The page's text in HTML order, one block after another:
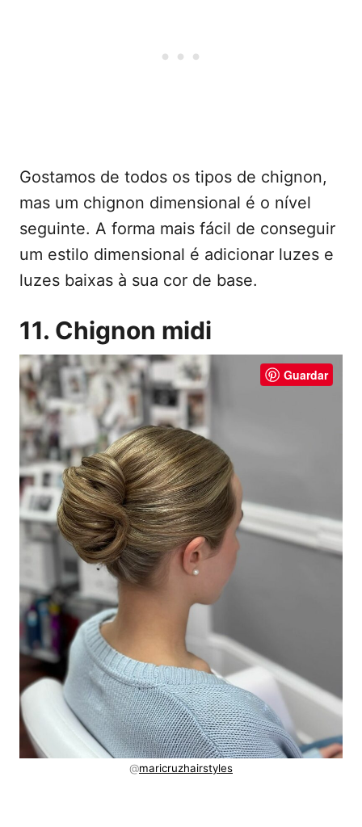
Gostamos de todos os tipos de chignon,
mas um chignon dimensional é o nível
seguinte. A forma mais fácil de conseguir
um estilo dimensional é adicionar luzes e
luzes baixas à sua cor de base.
11. Chignon midi
Guardar
@maricruzhairstyles